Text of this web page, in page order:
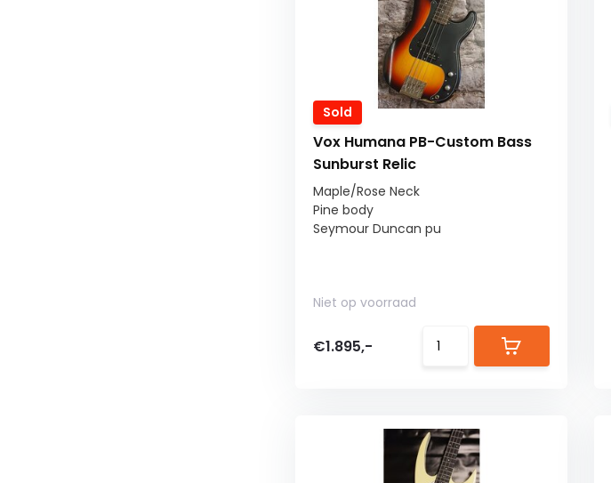
Sold
Vox Humana PB-Custom Bass
Sunburst Relic
Maple/Rose Neck
Pine body
Seymour Duncan pu
Niet op voorraad
€1.895,-